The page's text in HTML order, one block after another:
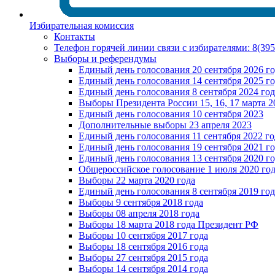
Избирательная комиссия
Контакты
Телефон горячей линии связи с избирателями:
Выборы и референдумы
Единый день голосования 20 сентября 2026
Единый день голосования 14 сентября 2025
Единый день голосования 8 сентября 2024
Выборы Президента России 15, 16, 17 марта
Единый день голосования 10 сентября 2023
Дополнительные выборы 23 апреля 2023
Единый день голосования 11 сентября 2022
Единый день голосования 19 сентября 2021
Единый день голосования 13 сентября 2020
Общероссийское голосование 1 июля 2020
Выборы 22 марта 2020 года
Единый день голосования 8 сентября 2019
Выборы 9 сентября 2018 года
Выборы 08 апреля 2018 года
Выборы 18 марта 2018 года Президент РФ
Выборы 10 сентября 2017 года
Выборы 18 сентября 2016 года
Выборы 27 сентября 2015 года
Выборы 14 сентября 2014 года